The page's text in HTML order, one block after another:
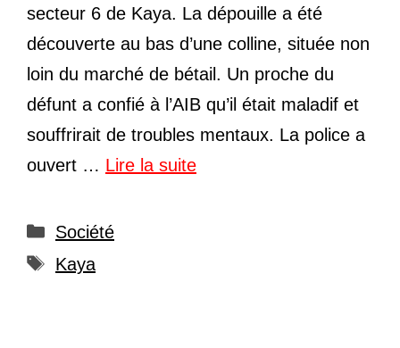
secteur 6 de Kaya. La dépouille a été
découverte au bas d’une colline, située non
loin du marché de bétail. Un proche du
défunt a confié à l’AIB qu’il était maladif et
souffrirait de troubles mentaux. La police a
ouvert … Lire la suite
Catégories
Société
Étiquettes
Kaya